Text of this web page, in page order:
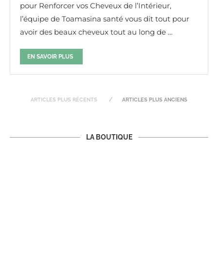
pour Renforcer vos Cheveux de l’Intérieur,
l’équipe de Toamasina santé vous dit tout pour
avoir des beaux cheveux tout au long de …
EN SAVOIR PLUS
ARTICLES PLUS RÉCENTS ARTICLES PLUS ANCIENS
LA BOUTIQUE